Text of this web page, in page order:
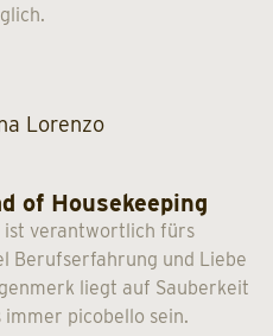
of Housekeeping
verantwortlich fürs
Berufserfahrung und Liebe
liegt auf Sauberkeit
immer picobello sein.